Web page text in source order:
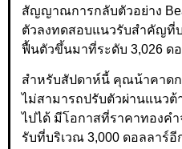
สัญญาณการกลับตัวอย่าง
ตัวลงทดสอบแนวรับสำคัญที่
ฟื้นตัวขึ้นมาที่ระดับ 3,026 ด
สำหรับสัปดาห์นี้ คุณน้าคาด
ไม่สามารถปรับตัวผ่านแนวต้
ไปได้ มีโอกาสที่ราคาทองค
รับที่บริเวณ 3,000 ดอลลาร์